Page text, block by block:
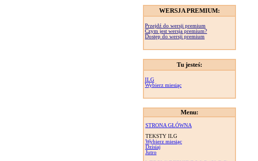
WERSJA PREMIUM:
Przejdź do wersji premium
Czym jest wersja premium?
Dostęp do wersji premium
Tu jesteś:
ILG
Wybierz miesiąc
Menu:
STRONA GŁÓWNA
TEKSTY ILG
Wybierz miesiąc
Dzisiaj
Jutro